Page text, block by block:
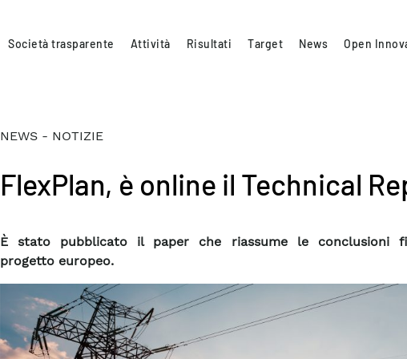
Società trasparente Attività Risultati Target News Open
NEWS - NOTIZIE
FlexPlan, è online il Technical
È stato pubblicato il paper che riassume le conclusioni
progetto europeo.